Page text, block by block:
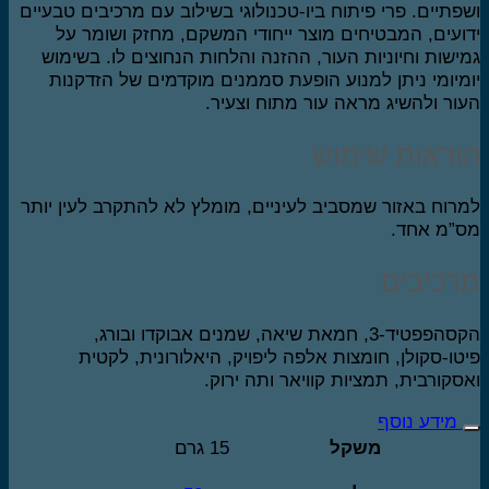
פרי פיתוח ביו-טכנולוגי בשילוב עם מרכיבים טבעיים
המבטיחים מוצר ייחודי המשקם, מחזק ושומר על
וחיוניות העור, ההזנה והלחות הנחוצים לו. בשימוש
ניתן למנוע הופעת סממנים מוקדמים של הזדקנות
ולהשיג מראה עור מתוח וצעיר.
שימוש
באזור שמסביב לעיניים, מומלץ לא להתקרב לעין יותר
אחד.
הקסהפפטיד-3, חמאת שיאה, שמנים אבוקדו ובורג,
סקולן, חומצות אלפה ליפויק, היאלורונית, לקטית
תמציות קוויאר ותה ירוק.
מידע נוסף
משקל